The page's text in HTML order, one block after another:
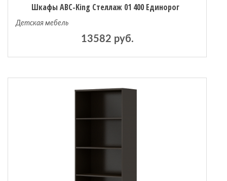
Шкафы ABC-King Стеллаж 01 400 Единорог
Детская мебель
13582 руб.